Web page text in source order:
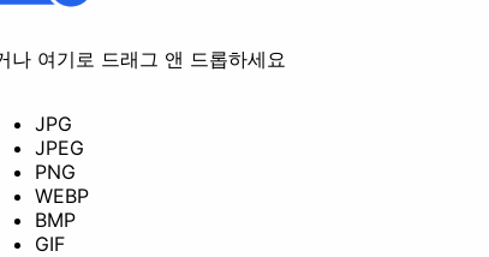
나 여기로 드래그 앤 드롭하세요
JPG
JPEG
PNG
WEBP
BMP
GIF